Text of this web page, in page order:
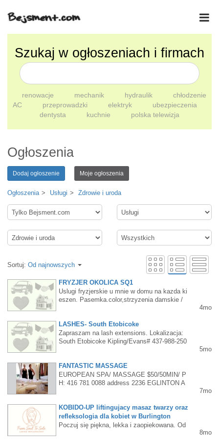
Szukaj w ogłoszeniach i firmach
renowacje mechanik hydraulik
chłodzenie
AC
przeprowadzki elektryk
ubezpieczenia
dentysta
kuchnie polska telewizja
Ogłoszenia
Dodaj ogłoszenie Moje ogłoszenia
Ogłoszenia Usługi Zdrowie i uroda
Sortuj: Od najnowszych
FRYZJER OKOLICA SQ1
Uslugi fryzjerskie u mnie w domu na kazda ki
eszen. Pasemka.color,strzyzenia damskie /
4mo
LASHES- South Etobicoke
Zapraszam na lash extensions. Lokalizacja:
South Etobicoke Kipling/Evans# 437-988-250
5mo
FANTASTIC MASSAGE
EUROPEAN SPA/ MASSAGE $50/50MIN/ P
H: 416 781 0088 address 2236 EGLINTON A
RARE/ FRIENDLY STUFF/Convenient locati
on exactly on the corner of Eglinton W/ Caled
onia rd./ FANTASTIC MASSAGE /
7mo
KOBIDO-UP liftingujacy masaz twarzy oraz
refleksologia dla kobiet w Burlington
Poczuj się piękna, lekka i zaopiekowana. Od
8mo